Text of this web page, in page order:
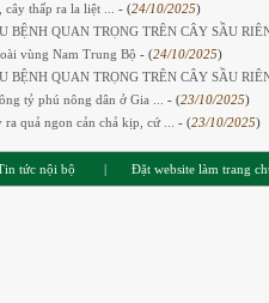
thấp ra la liệt ... - (24/10/2025)
BỆNH QUAN TRỌNG TRÊN CÂY SẦU
vùng Nam Trung Bộ - (24/10/2025)
BỆNH QUAN TRỌNG TRÊN CÂY SẦU
tỷ phú nông dân ở Gia ... - (23/10/2025)
quả ngon cản chả kịp, cứ ... - (23/10/2025)
tức nội bộ | Đặt website làm trang